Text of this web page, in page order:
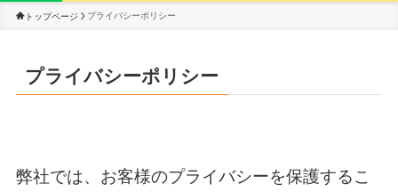
トップページ プライバシーポリシー
プライバシーポリシー
弊社では、お客様のプライバシーを保護するこ